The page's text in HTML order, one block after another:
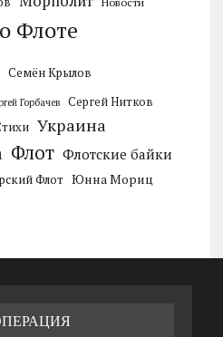
Флоте
Семён Крылов
Горбачев Сергей Нитков
Украина
Флот Флотские байки
Флот Юнна Мориц